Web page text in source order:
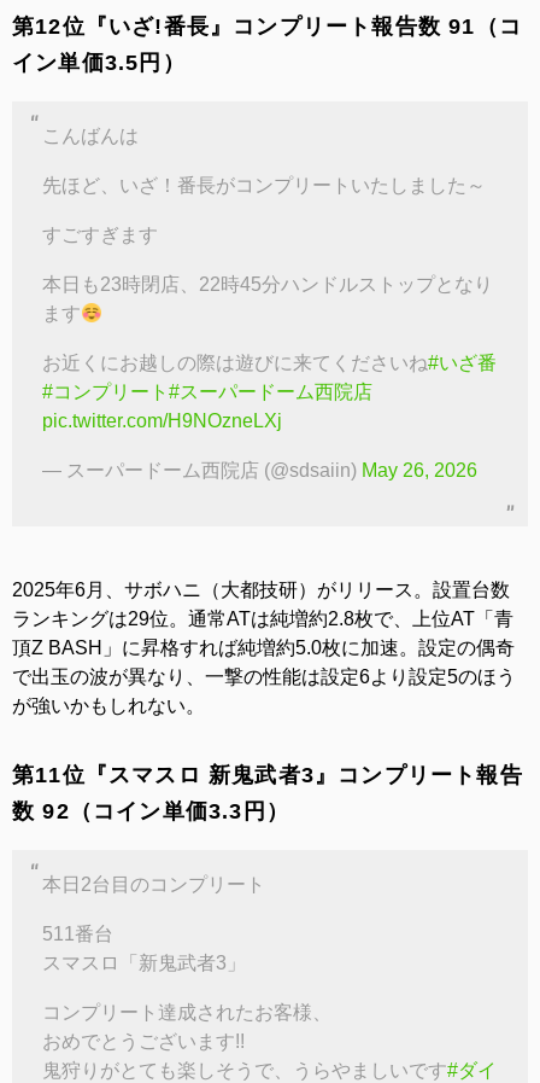
第12位『いざ!番長』コンプリート報告数 91（コ
イン単価3.5円）
こんばんは
先ほど、いざ！番長がコンプリートいたしました～
すごすぎます
本日も23時閉店、22時45分ハンドルストップとなり
ます
お近くにお越しの際は遊びに来てくださいね#いざ番
#コンプリート #スーパードーム西院店
pic.twitter.com/H9NOzneLXj
— スーパードーム西院店 (@sdsaiin) May 26, 2026
2025年6月、サボハニ（大都技研）がリリース。設置台数
ランキングは29位。通常ATは純増約2.8枚で、上位AT「青
頂Z BASH」に昇格すれば純増約5.0枚に加速。設定の偶奇
で出玉の波が異なり、一撃の性能は設定6より設定5のほう
が強いかもしれない。
第11位『スマスロ 新鬼武者3』コンプリート報告
数 92（コイン単価3.3円）
本日2台目のコンプリート
511番台
スマスロ「新鬼武者3」
コンプリート達成されたお客様、
おめでとうございます!!
鬼狩りがとても楽しそうで、うらやましいです#ダイ